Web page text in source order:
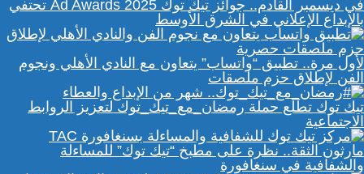
في ديسمبر القادم.. جوائز تيك توك Ad Awards 2025 تحتفي
بالإبداع الإعلاني في الشرق الأوسط
لأول مرة.. تطبيق “واتساب” يتعاون مع النادي الأهلي ونجوم
الفن لإطلاق حزم ملصقات
تيك توك تطلع حملة رمضان_مع_تيك_توك لتعزيز الروابط
الاجتماعية
مارثون الثقة.. نظرة على مطبخ “تيك توك” للمساءلة
والشفافية في سنغافورة